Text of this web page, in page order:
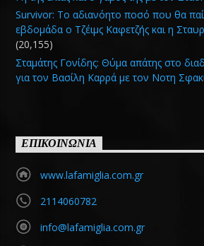
Survivor: Το αδιανόητο ποσό που θα
εβδομάδα ο Τζέιμς Καφετζής και η
(20,155)
Σταμάτης Γονίδης: Θύμα απάτης στο
για τον Βασίλη Καρρά με τον Νοτη
ΕΠΙΚΟΙΝΩΝΙΑ
www.lafamiglia.com.gr
2114060782
info@lafamiglia.com.gr